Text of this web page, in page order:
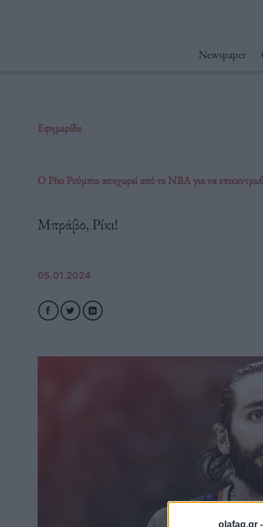
olafaq.gr -
Newspaper
Εφημερίδα
O Ρίκι Ρούμπιο αποχωρεί από το NBA για να
Μπράβο, Ρίκι!
05.01.2024